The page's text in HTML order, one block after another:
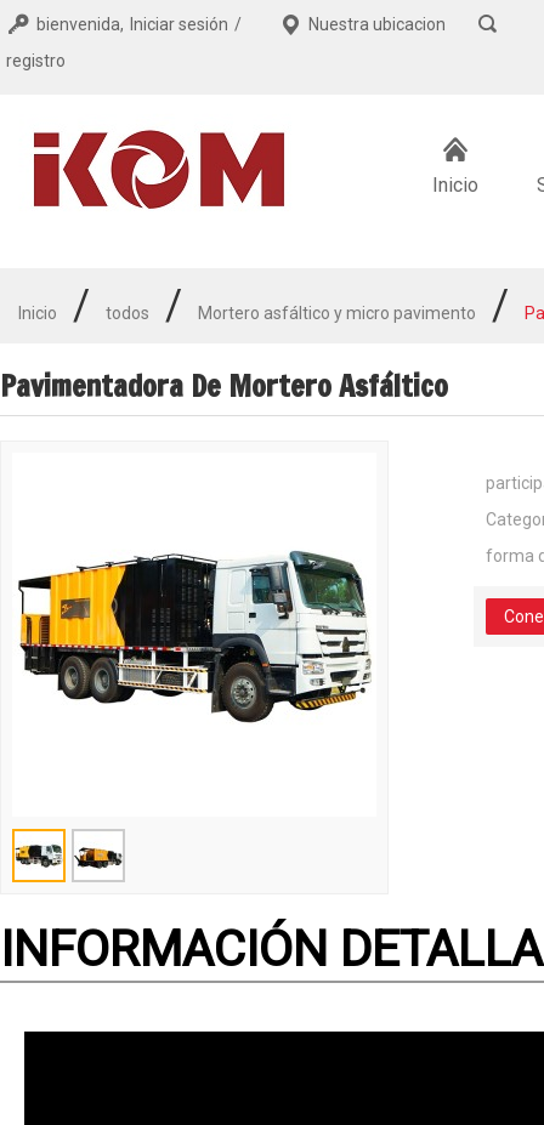
bienvenida, Iniciar sesión /
registro
Nuestra ubicacion
Inicio
Inicio / todos / Mortero asfáltico y micro pavimento /
Pavimentadora De Mortero Asfáltico
forma
INFORMACIÓN